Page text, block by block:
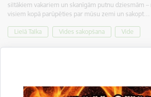
siltākiem vakariem un skanīgām putnu dziesmām
visiem kopā parūpēties par mūsu zemi un sakopt…
Lielā Talka Vides sakopšana Vide